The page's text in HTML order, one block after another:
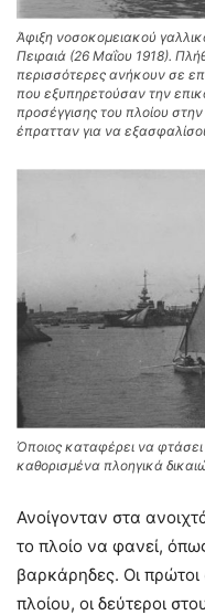
Άφιξη νοσοκομειακού
Πειραιά (26 Μαΐου 1918).
περισσότερες ανήκουν σε
που εξυπηρετούσαν την
προσέγγισης του πλοίου
έπρατταν για να
Όποιος καταφέρει να φτάσει
καθορισμένα πλοηγικά
Ανοίγονταν στα
το πλοίο να φανεί,
βαρκάρηδες. Οι πρώτοι
πλοίου, οι δεύτεροι